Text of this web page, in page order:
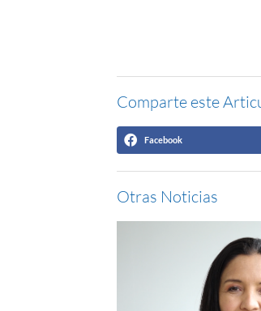
Comparte este
Facebook
Otras Noticias